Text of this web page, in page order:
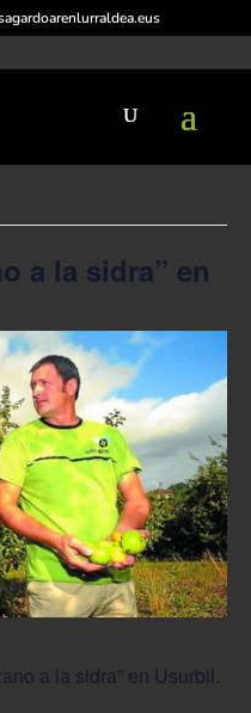
a la sidra” en
a la sidra” en Usurbil.